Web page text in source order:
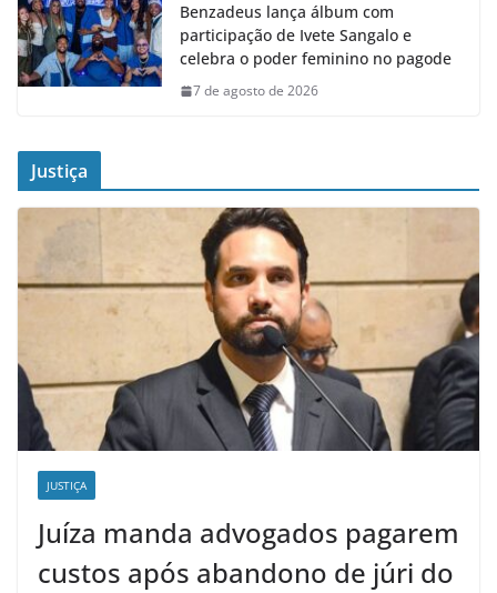
Benzadeus lança álbum com
participação de Ivete Sangalo e
celebra o poder feminino no pagode
7 de agosto de 2026
Justiça
JUSTIÇA
Juíza manda advogados pagarem
custos após abandono de júri do